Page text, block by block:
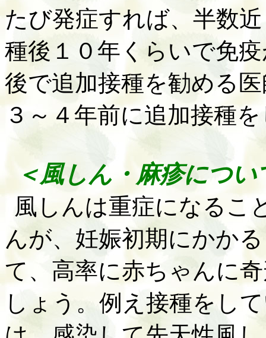
たび発症すれば、半数
種後１０年くらいで免
後で追加接種を勧める
３～４年前に追加接種
＜風しん・麻疹につい
風しんは重症になるこ
んが、妊娠初期にかか
て、高率に赤ちゃんに
しょう。例え接種をし